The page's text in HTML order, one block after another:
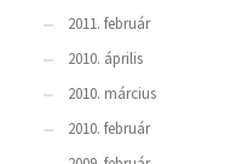
2011. február
2010. április
2010. március
2010. február